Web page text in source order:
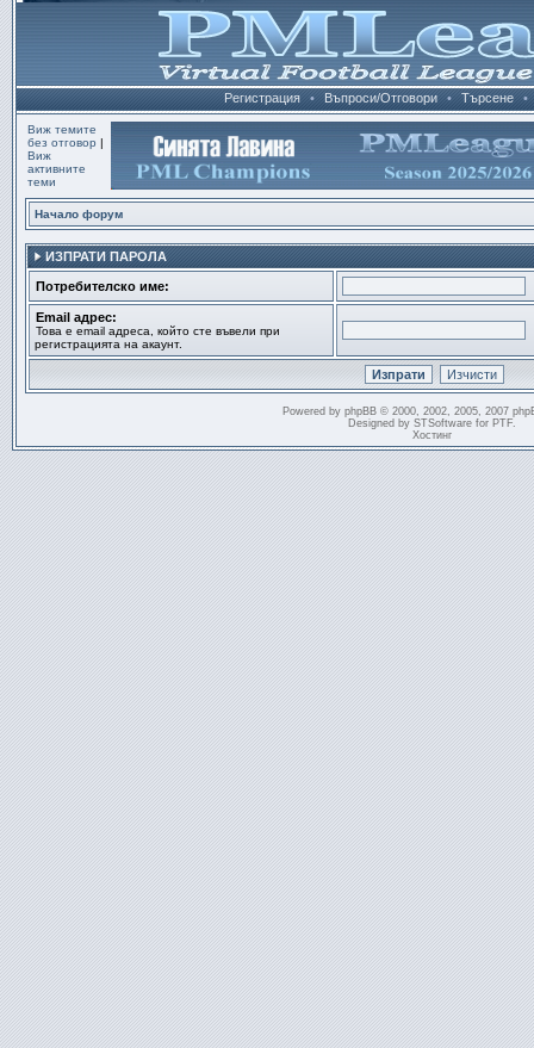
Регистрация • Въпроси/Отговори • Търсене •
Виж темите
без отговор |
Виж
активните
теми
Начало форум
ИЗПРАТИ ПАРОЛА
Потребителско име:
Email адрес:
Това е email адреса, който сте въвели при
регистрацията на акаунт.
Powered by phpBB© 2000, 2002, 2005, 2007
Designed by STSoftwarefor PTF.
Хостинг